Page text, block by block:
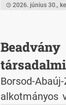
2026. június 30.,
Borsod-
alkotmányos